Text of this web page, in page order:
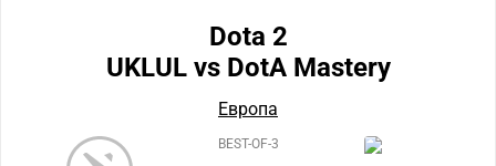
Dota 2
UKLUL vs DotA Mastery
Европа
BEST-OF-3